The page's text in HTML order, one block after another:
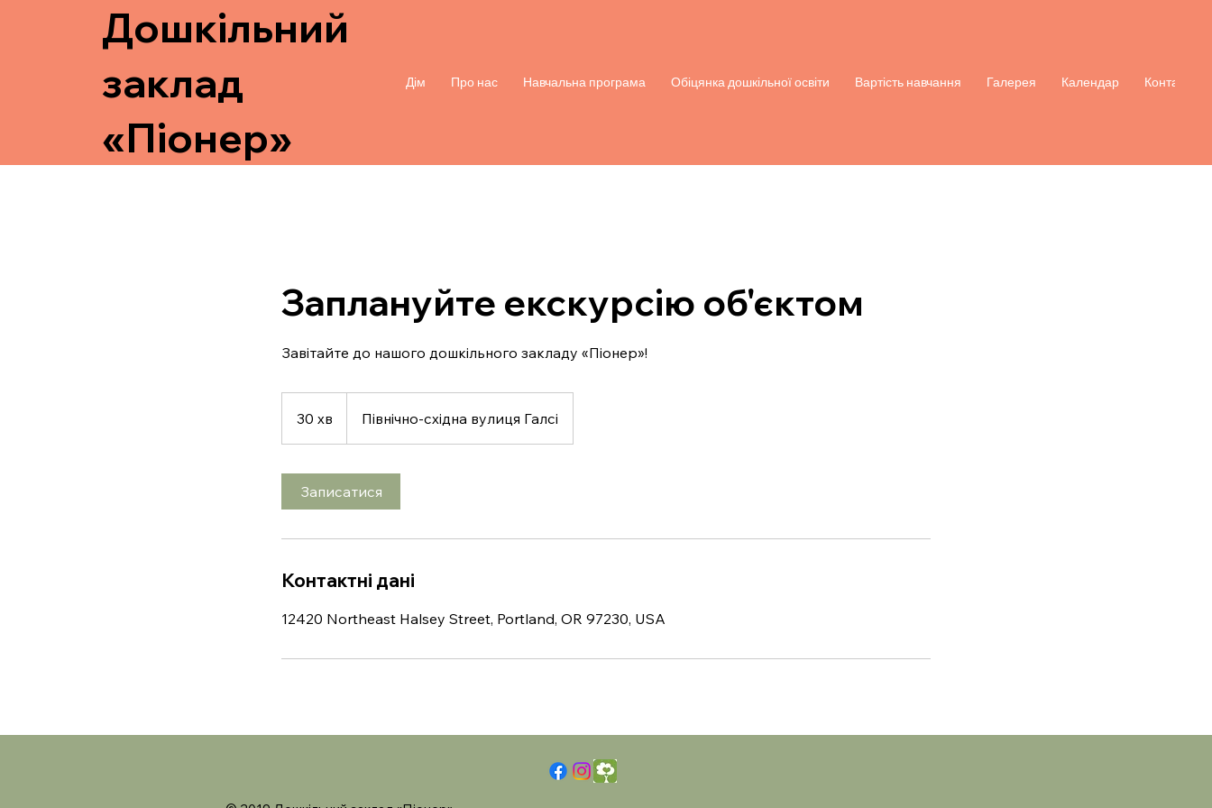
Дошкільний
заклад
«Піонер»
Дім Про нас Навчальна програма Обіцянка дошкільної освіти Вартість навчання Галерея Календар Контакти
Заплануйте екскурсію об'єктом
Завітайте до нашого дошкільного закладу «Піонер»!
30 хв
0
Північно-східна вулиця Галсі
Записатися
Контактні дані
12420 Northeast Halsey Street, Portland, OR 97230, USA